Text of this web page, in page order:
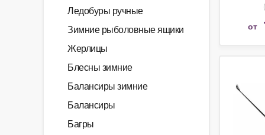
Ледобуры ручные
Зимние рыболовные ящики
Жерлицы
Блесны зимние
Балансиры зимние
Балансиры
Багры
от